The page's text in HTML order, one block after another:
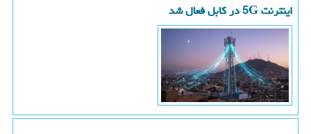
اینترنت 5G در کابل فعال شد